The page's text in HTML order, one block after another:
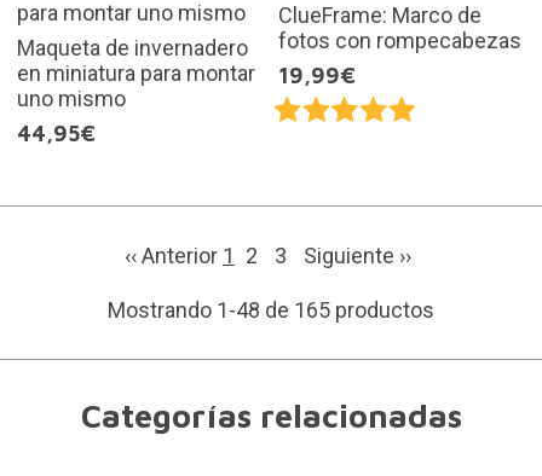
Maqueta de invernadero
en miniatura para montar
uno mismo
44,95€
ClueFrame: Marco de
fotos con rompecabezas
19,99€
‹‹ Anterior 1 2 3 Siguiente ››
Mostrando 1-48 de 165 productos
Categorías relacionadas